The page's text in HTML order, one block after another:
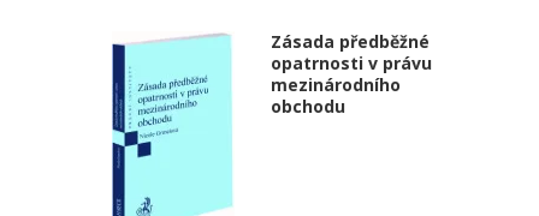
Zásada předběžné
opatrnosti v právu
mezinárodního
obchodu